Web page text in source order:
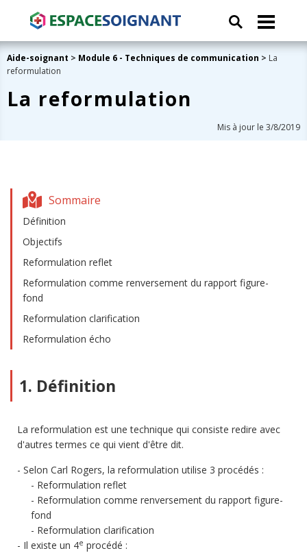
Aide-soignant > Module 6 - Techniques de communication > La
reformulation
La reformulation
Mis à jour le 3/8/2019
Sommaire
Définition
Objectifs
Reformulation reflet
Reformulation comme renversement du rapport figure-
fond
Reformulation clarification
Reformulation écho
1. Définition
La reformulation est une technique qui consiste redire avec
d'autres termes ce qui vient d'être dit.
Selon Carl Rogers, la reformulation utilise 3 procédés :
Reformulation reflet
Reformulation comme renversement du rapport figure-
fond
Reformulation clarification
Il existe un 4e procédé :